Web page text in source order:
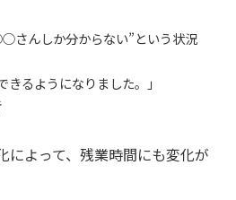
さんしか分からない”という状況
るようになりました。」
によって、残業時間にも変化が